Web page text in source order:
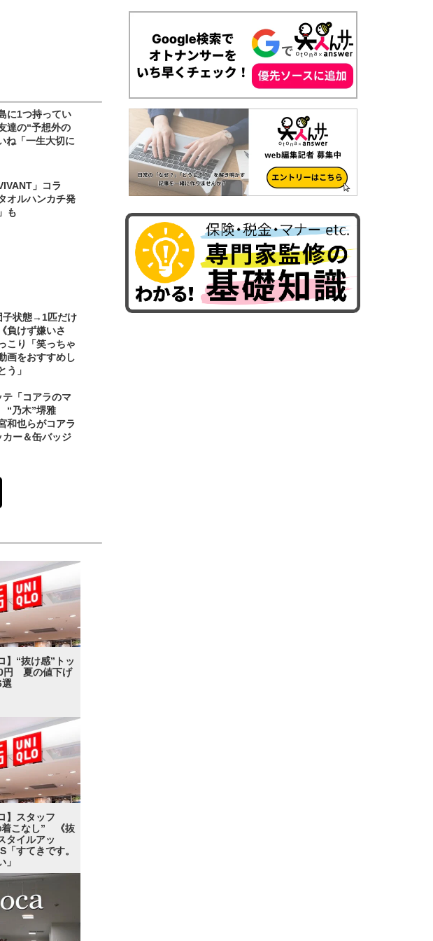
に1つ持ってい
達の“予想外の
ね「一生大切に
」コラ
オルハンカチ発
も
子状態→1匹だけ
負けず嫌いさ
こり「笑っちゃ
画をおすすめし
う」
テ「コアラのマ
“乃木”堺雅
和也らがコアラ
ー＆缶バッジ
】“抜け感”トッ
円 夏の値下げ
】スタッフ
着こなし” 《抜
タイルアッ
すてきです。
」